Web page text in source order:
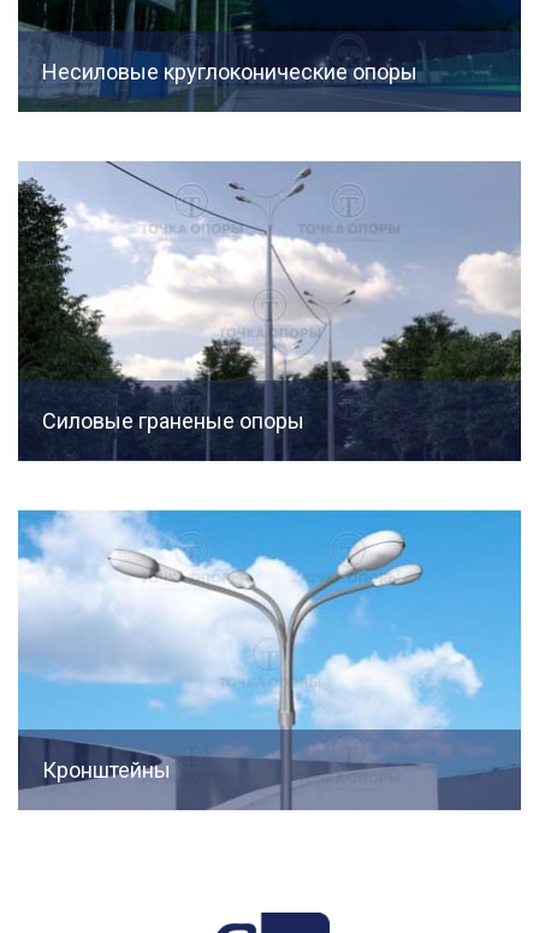
Несиловые круглоконические опоры
Силовые граненые опоры
Кронштейны